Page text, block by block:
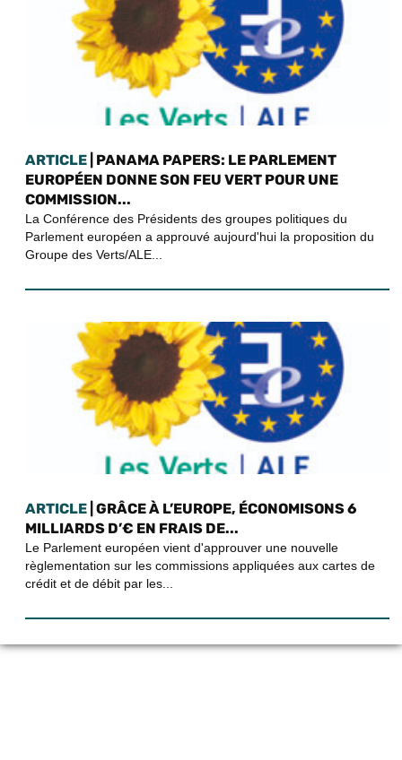
ARTICLE | PANAMA PAPERS: LE PARLEMENT
EUROPÉEN DONNE SON FEU VERT POUR UNE
COMMISSION...
La Conférence des Présidents des groupes politiques du
Parlement européen a approuvé aujourd'hui la proposition du
Groupe des Verts/ALE...
ARTICLE | GRÂCE À L’EUROPE, ÉCONOMISONS 6
MILLIARDS D’€ EN FRAIS DE...
Le Parlement européen vient d'approuver une nouvelle
règlementation sur les commissions appliquées aux cartes de
crédit et de débit par les...